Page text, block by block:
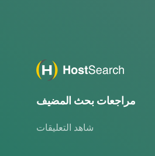
مراجعات بحث المضيف
شاهد التعليقات